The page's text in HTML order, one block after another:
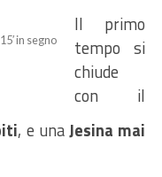
in segno
Il primo
tempo si
chiude
con il
, e unaJesina mai